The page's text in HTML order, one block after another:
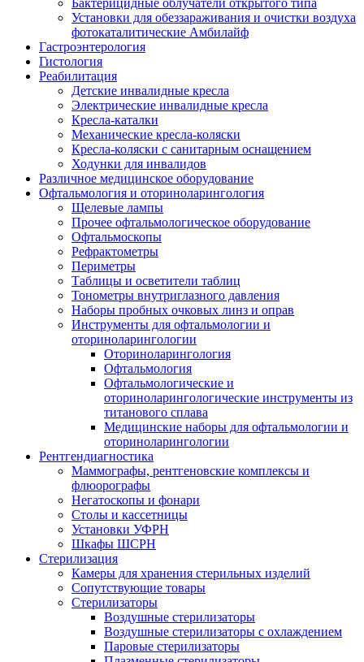
Установки для обеззараживания и очистки воздуха
фотокаталитические Амбилайф
Гастроэнтерология
Гистология
Реабилитация
Детские инвалидные кресла
Электрические инвалидные кресла
Кресла-каталки
Механические кресла-коляски
Кресла-коляски с санитарным оснащением
Ходунки для инвалидов
Различное медицинское оборудование
Офтальмология и оториноларингология
Щелевые лампы
Прочее офтальмологическое оборудование
Офтальмоскопы
Рефрактометры
Периметры
Таблицы и осветители таблиц
Тонометры внутриглазного давления
Наборы пробных очковых линз и оправ
Инструменты для офтальмологии и
оториноларингологии
Оториноларингология
Офтальмология
Офтальмологические и
оториноларингологические инструменты из
титанового сплава
Медицинские наборы для офтальмологии и
оториноларингологии
Рентгендиагностика
Маммографы, рентгеновские комплексы и
флюорографы
Негатоскопы и фонари
Столы и кассетницы
Установки УФРН
Шкафы ШСРН
Стерилизация
Камеры для хранения стерильных изделий
Сопутствующие товары
Стерилизаторы
Воздушные стерилизаторы
Воздушные стерилизаторы с охлаждением
Паровые стерилизаторы